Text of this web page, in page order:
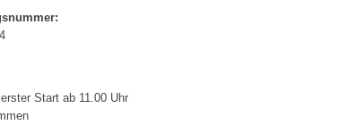
Start ab 11.00 Uhr